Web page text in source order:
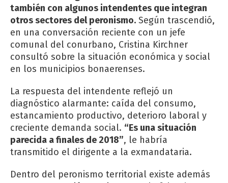
también con algunos intendentes que integran
otros sectores del peronismo. Según trascendió,
en una conversación reciente con un jefe
comunal del conurbano, Cristina Kirchner
consultó sobre la situación económica y social
en los municipios bonaerenses.
La respuesta del intendente reflejó un
diagnóstico alarmante: caída del consumo,
estancamiento productivo, deterioro laboral y
creciente demanda social. “Es una situación
parecida a finales de 2018”, le habría
transmitido el dirigente a la exmandataria.
Dentro del peronismo territorial existe además